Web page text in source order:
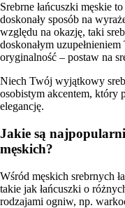
Srebrne łańcuszki męskie
doskonały sposób na
względu na okazję, taki
doskonałym
oryginalność – postaw na
Niech Twój wyjątkowy
osobistym akcentem, który
elegancję.
Jakie są
męskich?
Wśród męskich srebrnych
takie jak łańcuszki o
rodzajami ogniw, np.